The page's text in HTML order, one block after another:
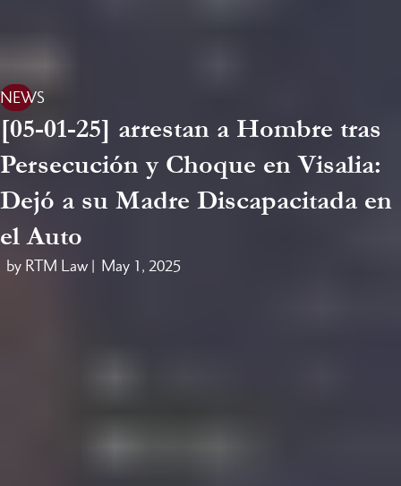
NEWS
[05-01-25] arrestan a Hombre tras
Persecución y Choque en Visalia:
Dejó a su Madre Discapacitada en
el Auto
by RTM Law | May 1, 2025